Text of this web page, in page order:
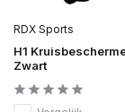
RDX Sports
H1
Zwart